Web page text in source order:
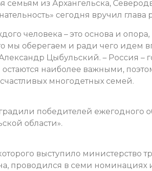
семьям из Архангельска,
сегодня вручил глава
человека – это основа и
мы оберегаем и ради чего идем
Цыбульский. – Россия –
наиболее важными,
многодетных семей.
победителей ежегодного
области».
выступило министерство
проводился в семи номинациях